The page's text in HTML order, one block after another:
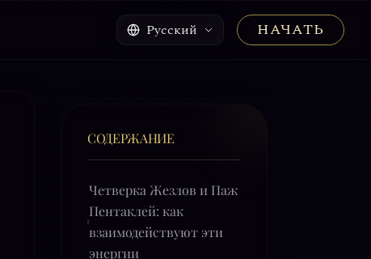
Русский НАЧАТЬ
Пентаклей: как
взаимодействуют эти
энергии